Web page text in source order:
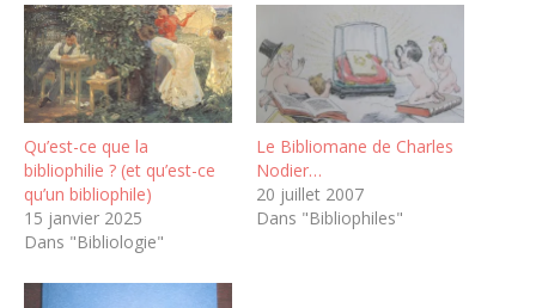
Qu’est-ce que la
bibliophilie ? (et qu’est-ce
qu’un bibliophile)
15 janvier 2025
Dans "Bibliologie"
Le Bibliomane de Charles
Nodier…
20 juillet 2007
Dans "Bibliophiles"